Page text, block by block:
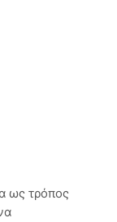
ως τρόπος